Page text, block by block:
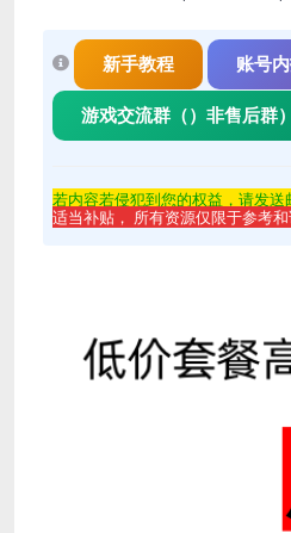
新手教程 账号
游戏交流群（）非售后群）
若内容若侵犯到您的权益，请发
适当补贴， 所有资源仅限于参考